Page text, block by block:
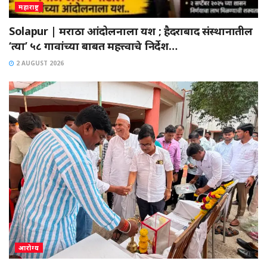
महाराष्ट्र
Solapur | मराठा आंदोलनाला यश ; हैदराबाद संस्थानातील
‘त्या’ ५८ गावांच्या बाबत महत्त्वाचे निर्देश…
2 AUGUST 2026
आरोग्य